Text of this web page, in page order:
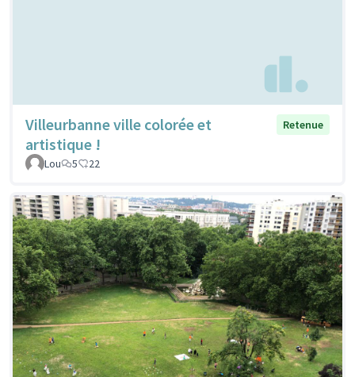
Villeurbanne ville colorée et
artistique !
Retenue
Lou 5 22